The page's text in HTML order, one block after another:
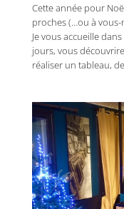
Cette année pour
proches (…ou à vous-
Je vous accueille
jours, vous
réaliser un tableau,